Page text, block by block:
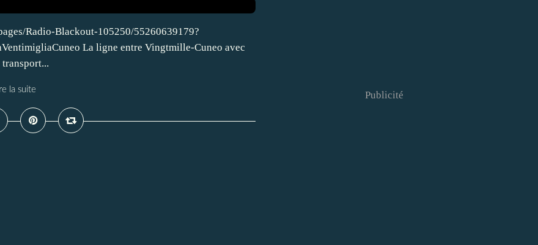
Radio-Blackout-105250/55260639179?
La ligne entre Vingtmille-Cuneo avec
la suite Publicité